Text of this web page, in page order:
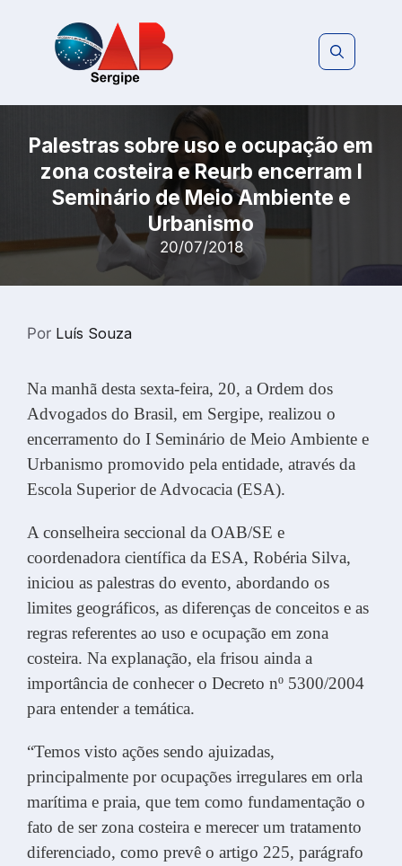
Palestras sobre uso e ocupação em
zona costeira e Reurb encerram I
Seminário de Meio Ambiente e
Urbanismo
20/07/2018
Por Luís Souza
Na manhã desta sexta-feira, 20, a Ordem dos
Advogados do Brasil, em Sergipe, realizou o
encerramento do I Seminário de Meio Ambiente e
Urbanismo promovido pela entidade, através da
Escola Superior de Advocacia (ESA).
A conselheira seccional da OAB/SE e
coordenadora científica da ESA, Robéria Silva,
iniciou as palestras do evento, abordando os
limites geográficos, as diferenças de conceitos e as
regras referentes ao uso e ocupação em zona
costeira. Na explanação, ela frisou ainda a
importância de conhecer o Decreto nº 5300/2004
para entender a temática.
“Temos visto ações sendo ajuizadas,
principalmente por ocupações irregulares em orla
marítima e praia, que tem como fundamentação o
fato de ser zona costeira e merecer um tratamento
diferenciado, como prevê o artigo 225, parágrafo